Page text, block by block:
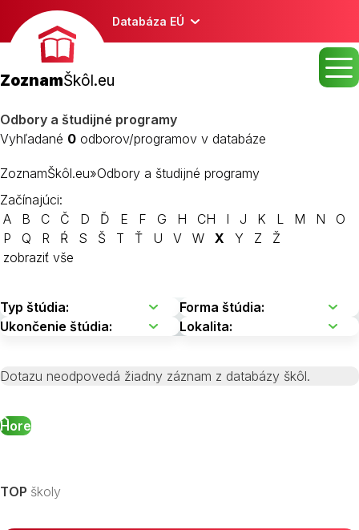
Databáza EÚ
ZoznamŠkôl.eu
Odbory a študijné programy
Vyhľadané 0 odborov/programov v databáze
ZoznamŠkôl.eu»Odbory a študijné programy
Začínajúci:
A
B C Č D Ď E F G H CH I J K L M N
O
P
Q R Ŕ S Š T Ť U V W X Y Z
Ž
zobraziť vše
Dotazu neodpovedá žiadny záznam z databázy škôl.
Hore
TOP školy